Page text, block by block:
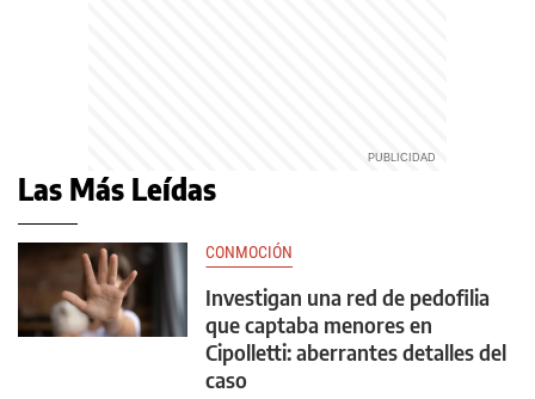
Las Más Leídas
CONMOCIÓN
Investigan una red de pedofilia
que captaba menores en
Cipolletti: aberrantes detalles del
caso